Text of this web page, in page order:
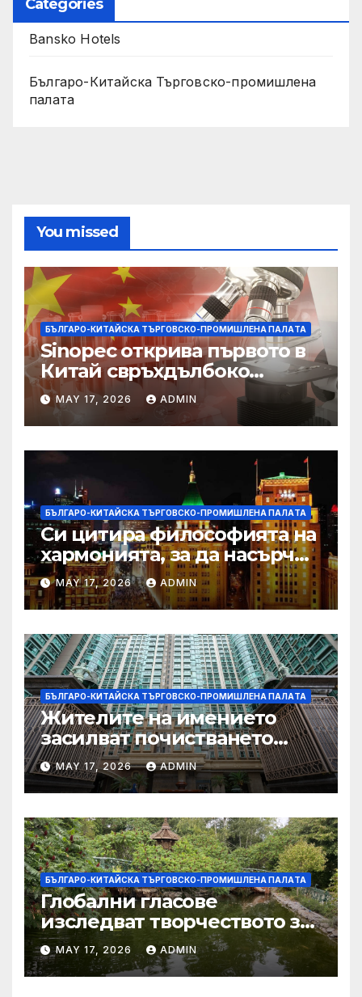
Categories
Bansko Hotels
Българо-Китайска Търговско-промишлена
палaта
You missed
БЪЛГАРО-КИТАЙСКА ТЪРГОВСКО-ПРОМИШЛЕНА ПАЛAТА
Sinopec открива първото в
Китай свръхдълбоко
находище на шистов газ в
Съчуанския басейн
MAY 17, 2026 ADMIN
БЪЛГАРО-КИТАЙСКА ТЪРГОВСКО-ПРОМИШЛЕНА ПАЛAТА
Си цитира философията на
хармонията, за да насърчи
съжителството между
Китай и САЩ
MAY 17, 2026 ADMIN
БЪЛГАРО-КИТАЙСКА ТЪРГОВСКО-ПРОМИШЛЕНА ПАЛAТА
Жителите на имението
засилват почистването
след първия случай на
хепатит на плъхове в града
тази година
MAY 17, 2026 ADMIN
БЪЛГАРО-КИТАЙСКА ТЪРГОВСКО-ПРОМИШЛЕНА ПАЛAТА
Глобални гласове
изследват творчеството за
устойчиви градове в Wuxi
MAY 17, 2026 ADMIN